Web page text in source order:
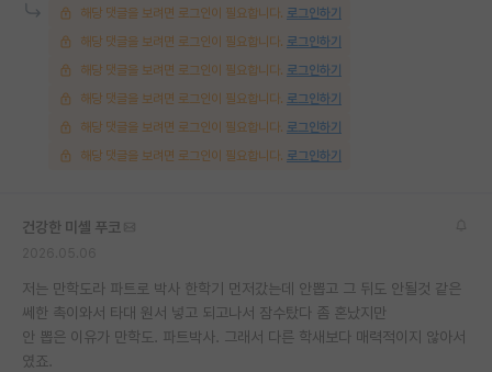
해당 댓글을 보려면 로그인이 필요합니다. 로그인하기
해당 댓글을 보려면 로그인이 필요합니다. 로그인하기
해당 댓글을 보려면 로그인이 필요합니다. 로그인하기
해당 댓글을 보려면 로그인이 필요합니다. 로그인하기
해당 댓글을 보려면 로그인이 필요합니다. 로그인하기
해당 댓글을 보려면 로그인이 필요합니다. 로그인하기
건강한 미셸 푸코
저는 만학도라 파트로 박사 한학기 먼저갔는데 안뽑고 그 뒤도 안될것 같은
쎄한 촉이와서 타대 원서 넣고 되고나서 잠수탔다 좀 혼났지만
안 뽑은 이유가 만학도. 파트박사. 그래서 다른 학새보다 매력적이지 않아서
였죠.